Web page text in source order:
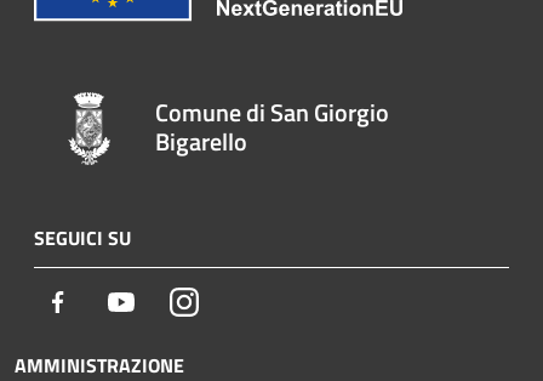
Comune di San Giorgio
Bigarello
SEGUICI SU
Facebook YoutubeInstagram
AMMINISTRAZIONE